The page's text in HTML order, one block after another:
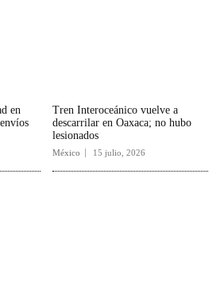
en
Tren Interoceánico vuelve a
descarrilar en Oaxaca; no hubo
lesionados
México 15 julio, 2026